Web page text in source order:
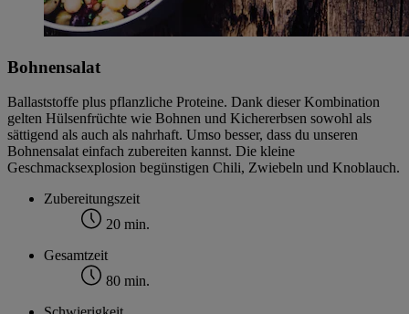
Bohnensalat
Ballaststoffe plus pflanzliche Proteine. Dank dieser Kombination
gelten Hülsenfrüchte wie Bohnen und Kichererbsen sowohl als
sättigend als auch als nahrhaft. Umso besser, dass du unseren
Bohnensalat einfach zubereiten kannst. Die kleine
Geschmacksexplosion begünstigen Chili, Zwiebeln und Knoblauch.
Zubereitungszeit
20 min.
Gesamtzeit
80 min.